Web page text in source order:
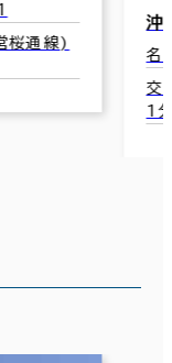
桜通線)
沖
名
交
1